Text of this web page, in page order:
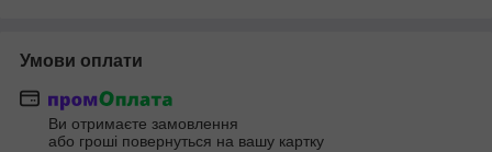
Умови оплати
Ви отримаєте замовлення
або гроші повернуться на вашу картку